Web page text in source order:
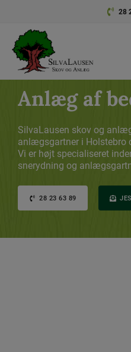
indholdet
28
Anlæg af
SilvaLausen skov og
anlægsgartner i Holstebro
Vi er højt specialiseret
snerydning og
28 23 63 89